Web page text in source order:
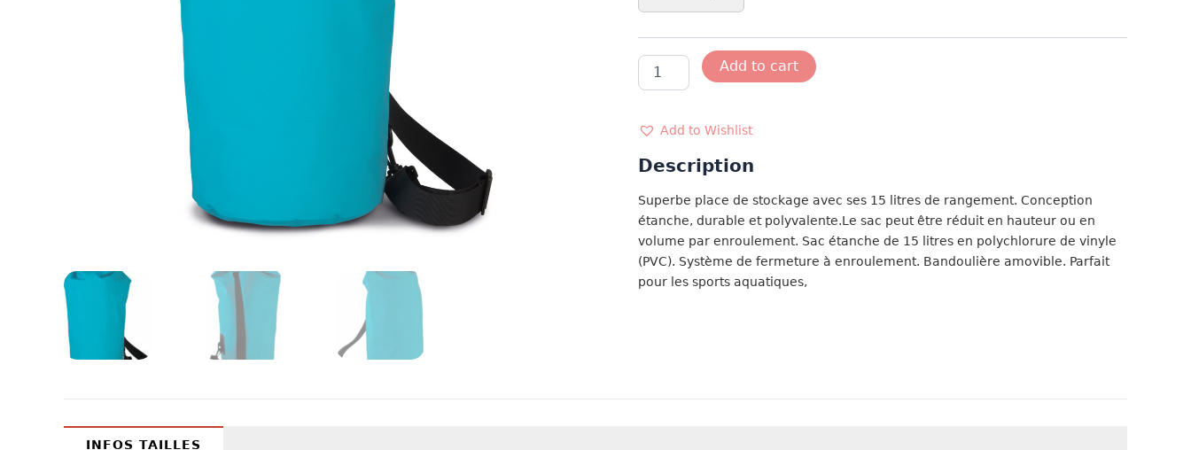
SAC
ETANCHE
15L
Add to cart
Add to Wishlist
Description
Superbe place de stockage avec ses 15 litres de rangement. Conception
étanche, durable et polyvalente.Le sac peut être réduit en hauteur ou en
volume par enroulement. Sac étanche de 15 litres en polychlorure de vinyle
(PVC). Système de fermeture à enroulement. Bandoulière amovible. Parfait
pour les sports aquatiques,
INFOS TAILLES